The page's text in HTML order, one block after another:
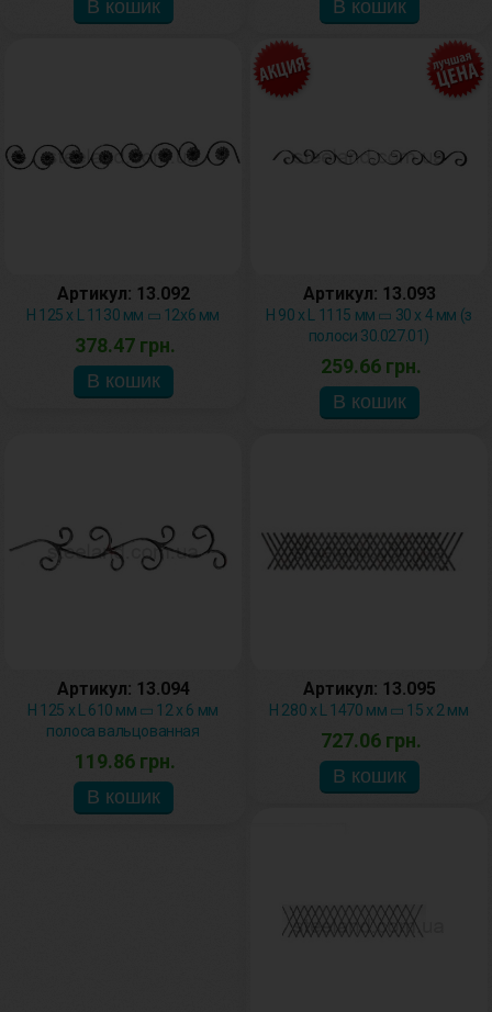
Артикул: 13.092
H 125 х L 1130 мм ▭ 12х6 мм
378.47 грн.
Артикул: 13.093
H 90 х L 1115 мм ▭ 30 х 4 мм (з
полоси 30.027.01)
259.66 грн.
Артикул: 13.094
H 125 х L 610 мм ▭ 12 х 6 мм
полоса вальцованная
119.86 грн.
Артикул: 13.095
H 280 х L 1470 мм ▭ 15 х 2 мм
727.06 грн.